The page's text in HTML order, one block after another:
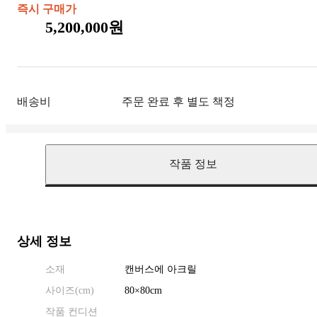
즉시 구매가
5,200,000원
배송비 주문 완료 후 별도 책정
작품 정보
상세 정보
소재
캔버스에 아크릴
사이즈(cm) 80×80cm
작품 컨디션